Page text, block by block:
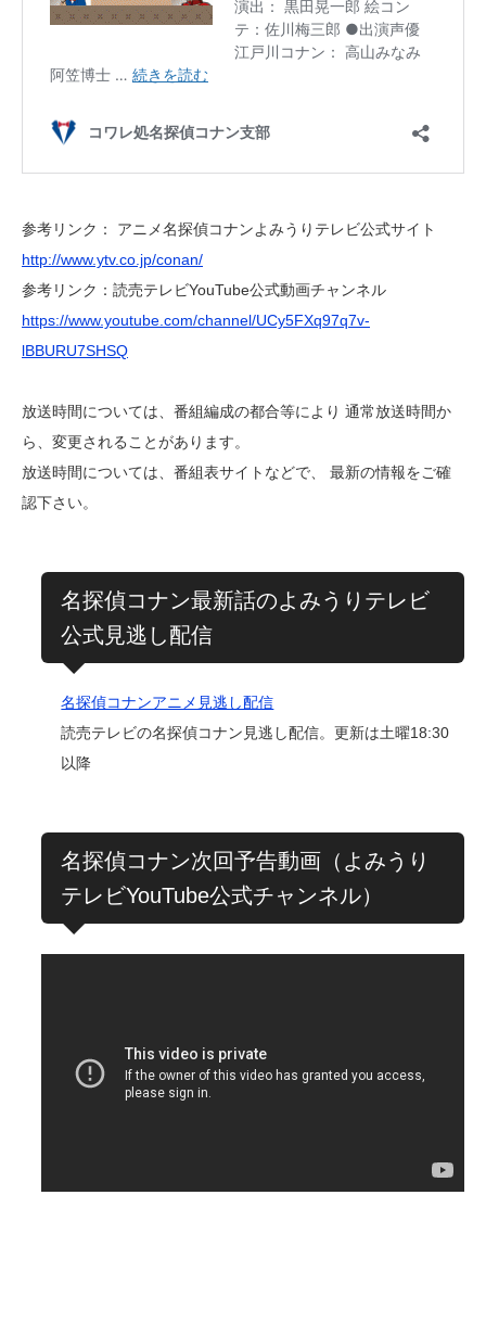
参考リンク： アニメ名探偵コナンよみうりテレビ公式サイト
http://www.ytv.co.jp/conan/
参考リンク：読売テレビYouTube公式動画チャンネル
https://www.youtube.com/channel/UCy5FXq97q7v-
lBBURU7SHSQ
放送時間については、番組編成の都合等により 通常放送時間か
ら、変更されることがあります。
放送時間については、番組表サイトなどで、 最新の情報をご確
認下さい。
名探偵コナン最新話のよみうりテレビ
公式見逃し配信
名探偵コナンアニメ見逃し配信
読売テレビの名探偵コナン見逃し配信。更新は土曜18:30
以降
名探偵コナン次回予告動画（よみうり
テレビYouTube公式チャンネル）